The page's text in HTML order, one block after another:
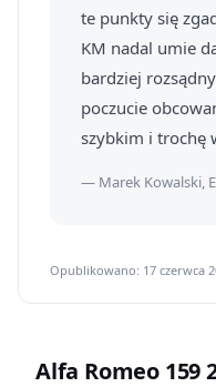
te punkty się
KM nadal umie
bardziej
poczucie
szybkim i trochę
— Marek Kowalski,
Opublikowano: 17 czerwca
Alfa Romeo 159